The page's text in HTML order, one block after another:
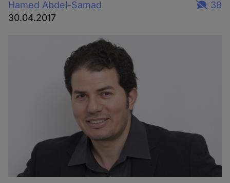
Hamed Abdel-Samad
30.04.2017
38